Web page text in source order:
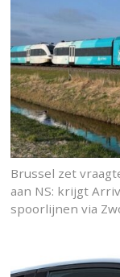
Brussel zet
aan NS: krijgt
spoorlijnen via